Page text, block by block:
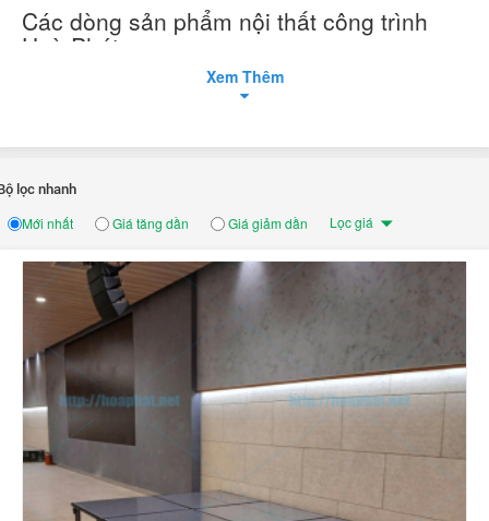
Các dòng sản phẩm nội thất công trình
Hoà Phát
-Ghế sân vận động
Bàn gấp khung thép
Giá kệ siêu thị
Bàn ghế khách sạn
Bục Tượng Bác Hồ
Bục phát biểu
Đặc biệt, hoaphat.net miễn phí tư vấn, thiết kế công trình đi kèm
các dịch vụ hỗ trợ tối đa cho khách hàng.
Đại lý phân phối nội thất Hòa Phát tại địa chỉ: 16-18 Nguyễn Bồ,
TP Hà Nội Là đơn vị có uy tín cung cấp và thi công lắp đặt
chính hãng, chất lượng và giá rẻ. Đây là địa chỉ đáng tin cậy để
bạn mua sản phẩm Nội thất Hòa Phát chính hãng, không qua
Xem Thêm
lọc nhanh
Mới nhất Giá tăng dần Giá giảm dần Lọc giá